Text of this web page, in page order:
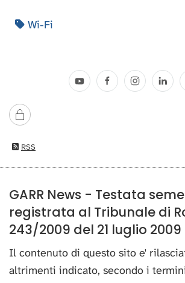
Wi-Fi
RSS
GARR News - Testata
registrata al Tribunale di
243/2009 del 21 luglio 2009
Il contenuto di questo sito e'
altrimenti indicato, secondo i